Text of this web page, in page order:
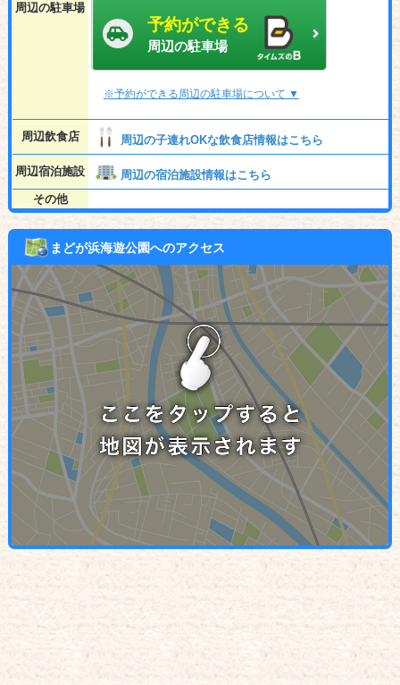
周辺の駐車場
予約ができる
周辺の駐車場
※予約ができる周辺の駐車場について ▼
周辺飲食店 周辺の子連れOKな飲食店情報はこちら
周辺宿泊施設
周辺の宿泊施設情報はこちら
その他
まどが浜海遊公園へのアクセス